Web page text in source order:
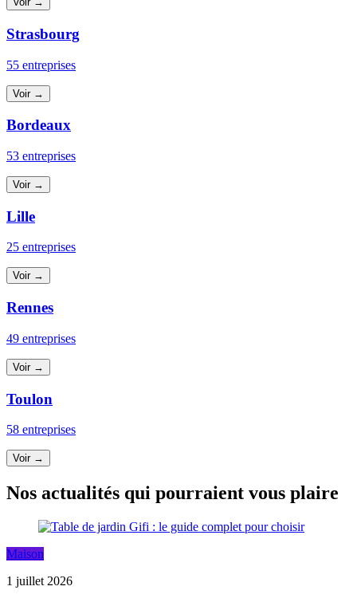
Strasbourg
55 entreprises
Voir →
Bordeaux
53 entreprises
Voir →
Lille
25 entreprises
Voir →
Rennes
49 entreprises
Voir →
Toulon
58 entreprises
Voir →
Nos actualités qui pourraient vous plaire
Maison
1 juillet 2026